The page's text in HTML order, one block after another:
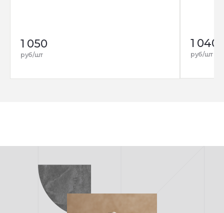
1 050
руб/шт
1 040
руб/шт